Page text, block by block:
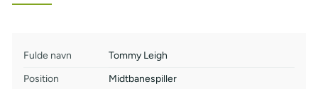
Fulde navn
Tommy Leigh
Position
Midtbanespiller